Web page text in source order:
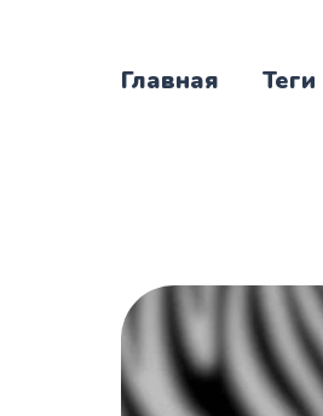
Главная Теги